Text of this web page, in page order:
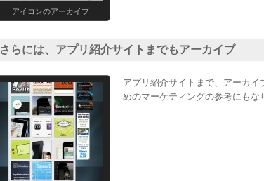
アイコンのアーカイブ
さらには、アプリ紹介サイトまでもアーカイブ
アプリ紹介サイトまで、アーカ
めのマーケティングの参考にもな